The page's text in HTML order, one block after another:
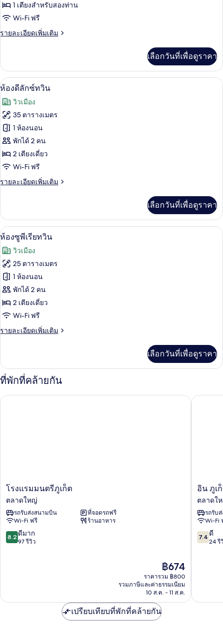
ดี
ลัก
ซ์
1 เตียงสำหรับสองท่าน
Wi-Fi ฟรี
รายละเอียดเพิ่มเติม
ราย
เกี่ยว
กับ
ห้อง
ลัก
ซ์
ดับเบิล
เลือกวันที่เพื่อดูราคา
เปิด
ภาพถ่าย
ทั้งหมด
ของ
ห้อง
ดี
ลัก
ซ์
ห้องดีลักซ์ทวิน | ผ้าปูที่นอนฝ้ายอียิปต์,
7
ห้องดีลักซ์ทวิน
วิวเมือง
35 ตารางเมตร
1 ห้องนอน
พักได้ 2 คน
2 เตียงเดี่ยว
Wi-Fi ฟรี
รายละเอียดเพิ่มเติม
ราย
เกี่ยว
กับ
ห้อง
ลัก
ซ์
ทวิ
น
เลือกวันที่เพื่อดูราคา
เปิด
ภาพถ่าย
ทั้งหมด
ของ
ห้อง
ซู
พี
เรีย
ห้องซูพีเรียทวิน | ผ้าปูที่นอนฝ้ายอียิปต์
12
ห้องซูพีเรียทวิน
วิวเมือง
25 ตารางเมตร
1 ห้องนอน
พักได้ 2 คน
2 เตียงเดี่ยว
Wi-Fi ฟรี
รายละเอียดเพิ่มเติม
ราย
เกี่ยว
กับ
ห้อง
พี
เลือกวันที่เพื่อดูราคา
ที่พักที่คล้ายกัน
โรงแรม
ภูเก็ต
ตลาด
ใหญ่
โรงแรมมนตรีภูเก็ต
ตลาดใหญ่
รถรับส่งสนามบิน
ที่จอดรถฟรี
Wi-Fi ฟรี
ร้านอาหาร
8.2
จาก
8.2 ดีมาก
97 รีวิว
ราคา
ปัจจุบัน
คือ
฿674
฿674
ราคารวม ฿800
รวมภาษีและค่าธรรมเนียม
10 ส.ค. - 11 ส.ค.
โรงแรมมนตรีภูเก็ต
อิน
เฮา
ส์
ตลาด
ใหญ่
อิน ภูเ
ตลาดใ
รถรับ
Wi-Fi
7.4
จาก
7.4 ดี
24 รี
อิน ภูเก็ต
เปรียบเทียบที่พักที่คล้ายกัน